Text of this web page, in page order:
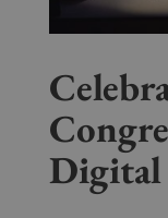
Digital